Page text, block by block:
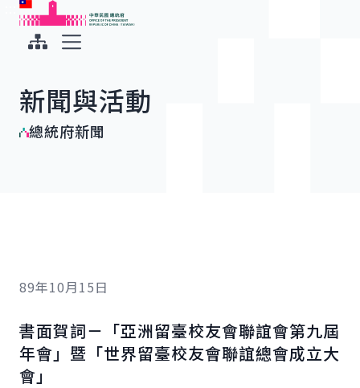
跳到主要內容
中華民國總統府
新聞與活動
總統府新聞
89年10月15日
書面賀詞－「亞洲留臺校友會聯誼會第九屆
年會」暨「世界留臺校友會聯誼總會成立大
會」